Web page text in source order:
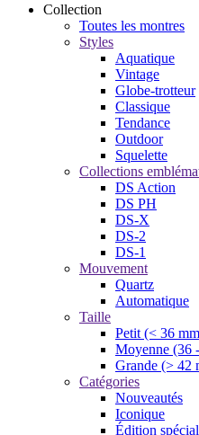
Collection
Toutes les montres
Styles
Aquatique
Vintage
Globe-trotteur
Classique
Tendance
Outdoor
Squelette
Collections
DS Action
DS PH
DS-X
DS-2
DS-1
Mouvement
Quartz
Automatique
Taille
Petit (< 36
Moyenne (36
Grande (> 42
Catégories
Nouveautés
Iconique
Édition